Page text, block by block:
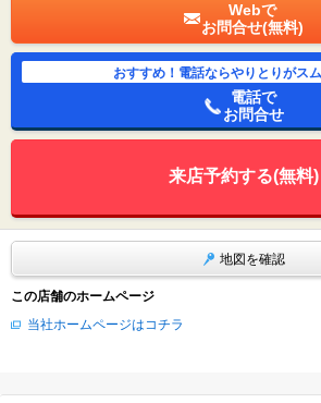
Webで
お問合せ(無料)
おすすめ！電話ならやりとりがス
電話で
お問合せ
来店予約する(無料)
地図を確認
この店舗のホームページ
当社ホームページはコチラ